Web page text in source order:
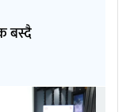
बस्दै